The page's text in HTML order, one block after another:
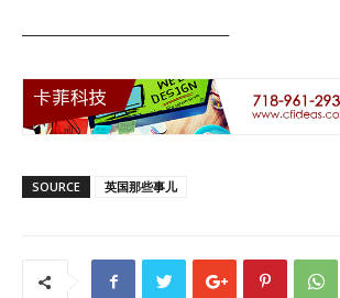
————————————–
SOURCE 英国那些事儿